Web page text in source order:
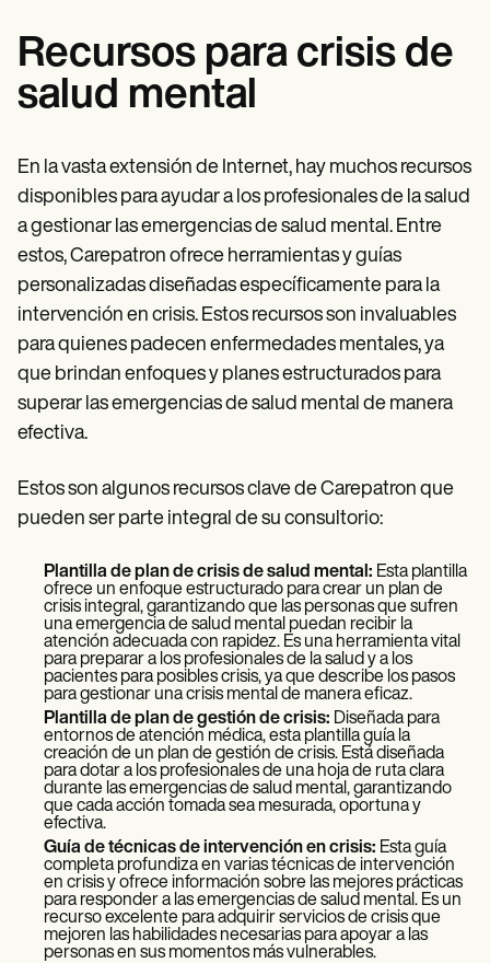
Recursos para crisis de
salud mental
En la vasta extensión de Internet, hay muchos recursos
disponibles para ayudar a los profesionales de la salud
a gestionar las emergencias de salud mental. Entre
estos, Carepatron ofrece herramientas y guías
personalizadas diseñadas específicamente para la
intervención en crisis. Estos recursos son invaluables
para quienes padecen enfermedades mentales, ya
que brindan enfoques y planes estructurados para
superar las emergencias de salud mental de manera
efectiva.
Estos son algunos recursos clave de Carepatron que
pueden ser parte integral de su consultorio:
Plantilla de plan de crisis de salud mental: Esta plantilla
ofrece un enfoque estructurado para crear un plan de
crisis integral, garantizando que las personas que sufren
una emergencia de salud mental puedan recibir la
atención adecuada con rapidez. Es una herramienta vital
para preparar a los profesionales de la salud y a los
pacientes para posibles crisis, ya que describe los pasos
para gestionar una crisis mental de manera eficaz.
Plantilla de plan de gestión de crisis: Diseñada para
entornos de atención médica, esta plantilla guía la
creación de un plan de gestión de crisis. Está diseñada
para dotar a los profesionales de una hoja de ruta clara
durante las emergencias de salud mental, garantizando
que cada acción tomada sea mesurada, oportuna y
efectiva.
Guía de técnicas de intervención en crisis: Esta guía
completa profundiza en varias técnicas de intervención
en crisis y ofrece información sobre las mejores prácticas
para responder a las emergencias de salud mental. Es un
recurso excelente para adquirir servicios de crisis que
mejoren las habilidades necesarias para apoyar a las
personas en sus momentos más vulnerables.